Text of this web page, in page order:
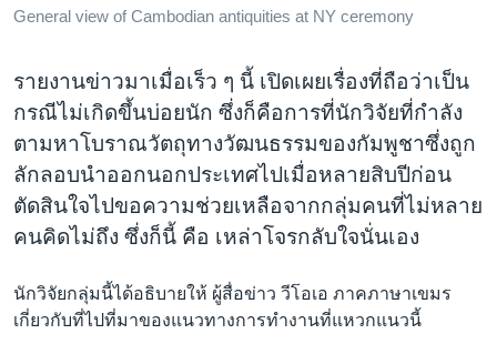
เลือกภาษา
General view of Cambodian antiquities at NY ceremony
รายงานข่าวมาเมื่อเร็ว ๆ นี้ เปิดเผยเรื่องที่ถือว่าเป็น
กรณีไม่เกิดขึ้นบ่อยนัก ซึ่งก็คือการที่นักวิจัยที่กำลัง
ตามหาโบราณวัตถุทางวัฒนธรรมของกัมพูชาซึ่งถูก
ลักลอบนำออกนอกประเทศไปเมื่อหลายสิบปีก่อน
ตัดสินใจไปขอความช่วยเหลือจากกลุ่มคนที่ไม่หลาย
คนคิดไม่ถึง ซึ่งก็นี้ คือ เหล่าโจรกลับใจนั่นเอง
นักวิจัยกลุ่มนี้ได้อธิบายให้ ผู้สื่อข่าว วีโอเอ ภาคภาษาเขมร
เกี่ยวกับที่ไปที่มาของแนวทางการทำงานที่แหวกแนวนี้